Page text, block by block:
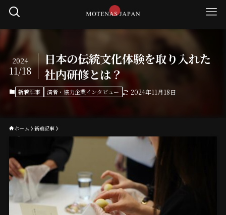
日本の伝統文化体験を取り入れた
社内研修とは？
2024
11/18
新着記事 演者・協力企業インタビュー 2024年11月18日
ホーム 新着記事